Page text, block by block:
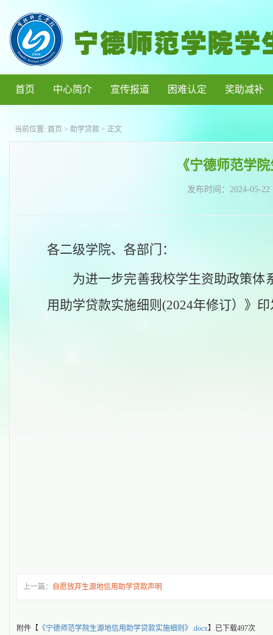
首页 中心简介 宣传报道 困难认定 奖助减补
当前位置: 首页 > 助学贷款 > 正文
《宁德师范学
发布时间：2024-05-22
各二级学院、各部门：
为进一步完善我校学生资助政策体
用助学贷款实施细则 (2024年修订）》
上一篇： 自愿放弃生源地信用助学贷款声明
附件【 《宁德师范学院生源地信用助学贷款实施细则》.docx】已下载497次